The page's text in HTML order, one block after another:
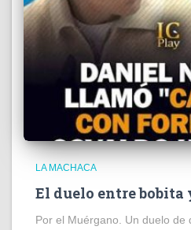
LA MACHACA
El duelo entre bobita
Por el Muérgano. Un duelo de